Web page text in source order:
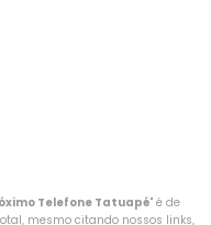
Telefone Tatuapé" é de
mesmo citando nossos links,